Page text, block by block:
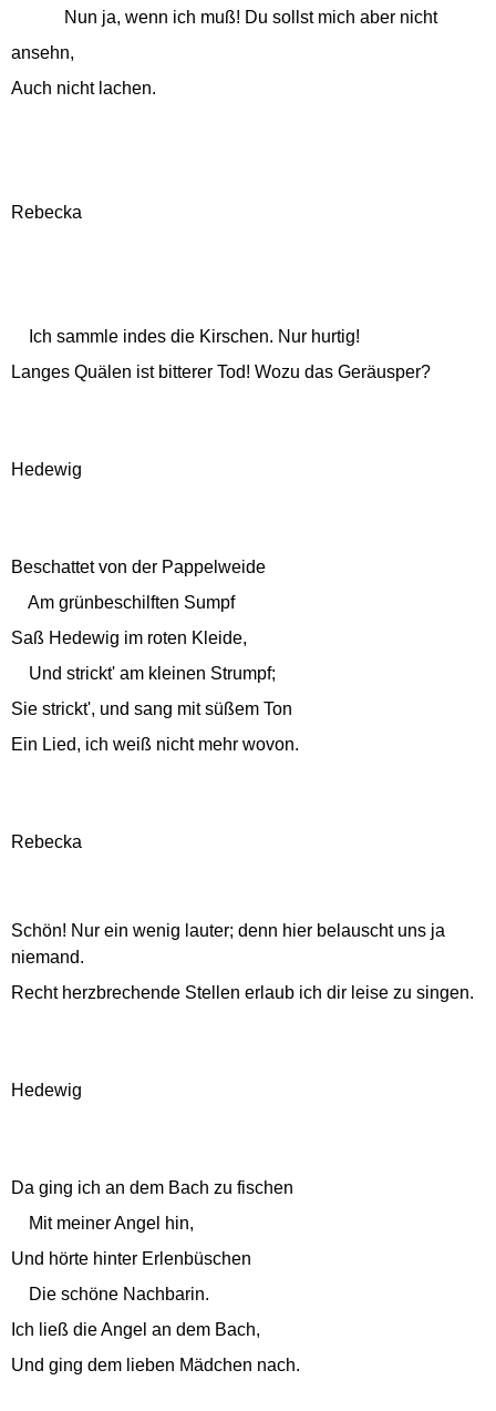
Nun ja, wenn ich muß! Du sollst mich aber nicht
ansehn,
Auch nicht lachen.
Rebecka
Ich sammle indes die Kirschen. Nur hurtig!
Langes Quälen ist bitterer Tod! Wozu das Geräusper?
Hedewig
Beschattet von der Pappelweide
Am grünbeschilften Sumpf
Saß Hedewig im roten Kleide,
Und strickt' am kleinen Strumpf;
Sie strickt', und sang mit süßem Ton
Ein Lied, ich weiß nicht mehr wovon.
Rebecka
Schön! Nur ein wenig lauter; denn hier belauscht uns ja
niemand.
Recht herzbrechende Stellen erlaub ich dir leise zu singen.
Hedewig
Da ging ich an dem Bach zu fischen
Mit meiner Angel hin,
Und hörte hinter Erlenbüschen
Die schöne Nachbarin.
Ich ließ die Angel an dem Bach,
Und ging dem lieben Mädchen nach.